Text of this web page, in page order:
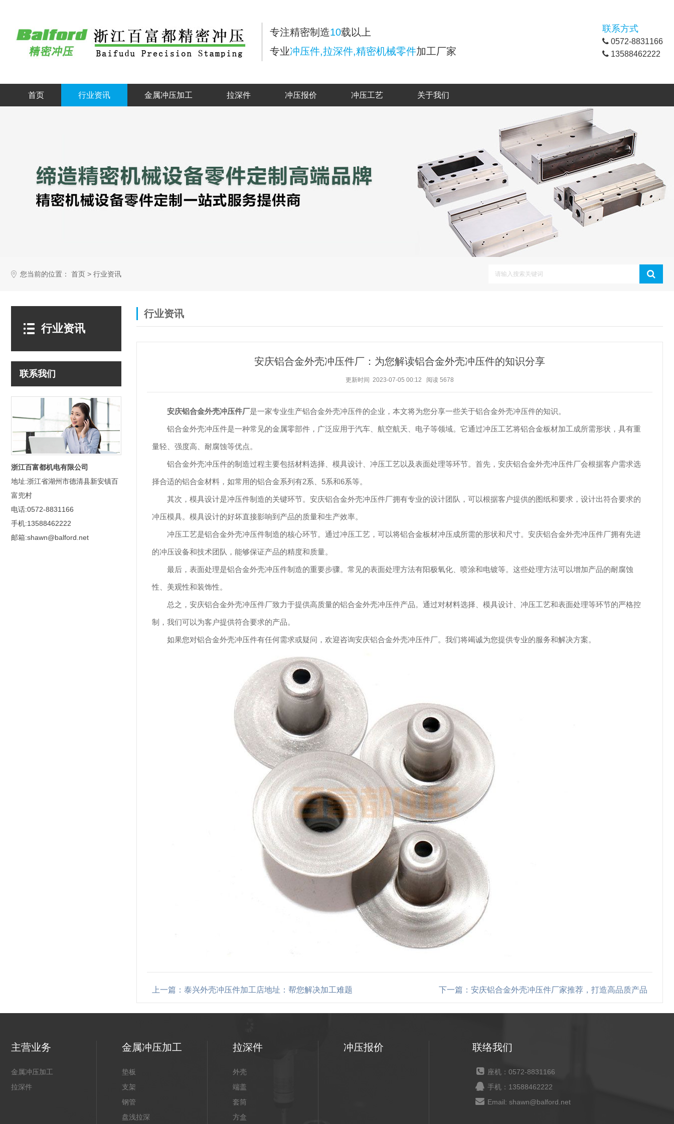
专注精密制造10载以上
专业冲压件,拉深件,精密机械零件加工厂家
联系方式
0572-8831166
13588462222
首页 行业资讯 金属冲压加工 拉深件 冲压报价 冲压工艺 关于我们
您当前的位置： 首页 > 行业资讯
行业资讯
联系我们
浙江百富都机电有限公司
地址:浙江省湖州市德清县新安镇百
富兜村
电话:0572-8831166
手机:13588462222
邮箱:shawn@balford.net
行业资讯
安庆铝合金外壳冲压件厂：为您解读铝合金外壳冲压件的知识分享
更新时间 2023-07-05 00:12 阅读 5678
安庆铝合金外壳冲压件厂是一家专业生产铝合金外壳冲压件的企业，本文将为您分享一些关于铝合金外壳冲压件的知识。
铝合金外壳冲压件是一种常见的金属零部件，广泛应用于汽车、航空航天、电子等领域。它通过冲压工艺将铝合金板材加工成所需形状，具有重
量轻、强度高、耐腐蚀等优点。
铝合金外壳冲压件的制造过程主要包括材料选择、模具设计、冲压工艺以及表面处理等环节。首先，安庆铝合金外壳冲压件厂会根据客户需求选
择合适的铝合金材料，如常用的铝合金系列有2系、5系和6系等。
其次，模具设计是冲压件制造的关键环节。安庆铝合金外壳冲压件厂拥有专业的设计团队，可以根据客户提供的图纸和要求，设计出符合要求的
冲压模具。模具设计的好坏直接影响到产品的质量和生产效率。
冲压工艺是铝合金外壳冲压件制造的核心环节。通过冲压工艺，可以将铝合金板材冲压成所需的形状和尺寸。安庆铝合金外壳冲压件厂拥有先进
的冲压设备和技术团队，能够保证产品的精度和质量。
最后，表面处理是铝合金外壳冲压件制造的重要步骤。常见的表面处理方法有阳极氧化、喷涂和电镀等。这些处理方法可以增加产品的耐腐蚀
性、美观性和装饰性。
总之，安庆铝合金外壳冲压件厂致力于提供高质量的铝合金外壳冲压件产品。通过对材料选择、模具设计、冲压工艺和表面处理等环节的严格控
制，我们可以为客户提供符合要求的产品。
如果您对铝合金外壳冲压件有任何需求或疑问，欢迎咨询安庆铝合金外壳冲压件厂。我们将竭诚为您提供专业的服务和解决方案。
上一篇：泰兴外壳冲压件加工店地址：帮您解决加工难题 下一篇：安庆铝合金外壳冲压件厂家推荐，打造高品质产品
主营业务
金属冲压加工
拉深件
金属冲压加工
垫板
支架
钢管
盘浅拉深
拉深件
外壳
端盖
套筒
方盒
冲压报价 联络我们
座机：0572-8831166
手机：13588462222
Email: shawn@balford.net